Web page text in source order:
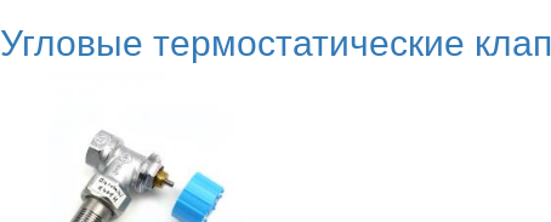
Угловые термостатические